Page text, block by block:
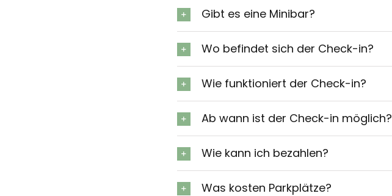
Gibt es eine Minibar?
Wo befindet sich der Check-in?
Wie funktioniert der Check-in?
Ab wann ist der Check-in möglich?
Wie kann ich bezahlen?
Was kosten Parkplätze?